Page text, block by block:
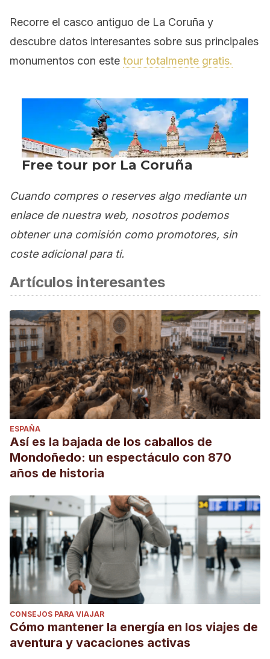
Recorre el casco antiguo de La Coruña y
descubre datos interesantes sobre sus principales
monumentos con este tour totalmente gratis.
Cuando compres o reserves algo mediante un
enlace de nuestra web, nosotros podemos
obtener una comisión como promotores, sin
coste adicional para ti.
Artículos interesantes
ESPAÑA
Así es la bajada de los caballos de
Mondoñedo: un espectáculo con 870
años de historia
CONSEJOS PARA VIAJAR
Cómo mantener la energía en los viajes de
aventura y vacaciones activas